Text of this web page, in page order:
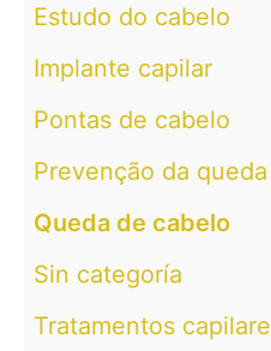
Estudo do cabelo
Implante capilar
Pontas de cabelo
Prevenção da
Queda de cabelo
Sin categoría
Tratamentos